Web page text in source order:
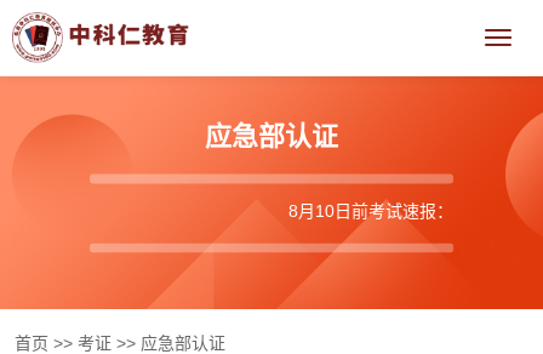
应急部认证
8月10日前考试速报：高压电工、
首页 >> 考证 >> 应急部认证